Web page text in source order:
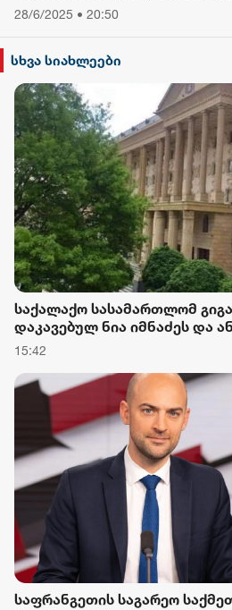
28/6/2025 • 20:50
სხვა სიახლეები
საქალაქო სასამართლომ
დაკავებულ ნია იმნაძეს და
ბერუაშვილს აღკვეთის
15:42
საფრანგეთის საგარეო